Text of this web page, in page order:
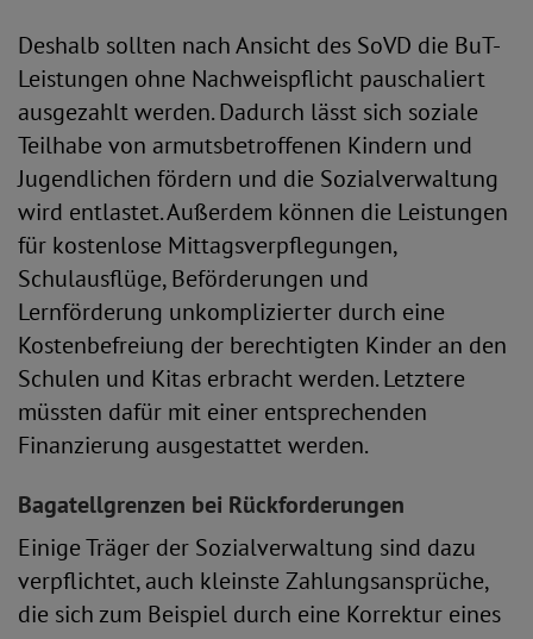
Deshalb sollten nach Ansicht des SoVD die BuT-
Leistungen ohne Nachweispflicht pauschaliert
ausgezahlt werden. Dadurch lässt sich soziale
Teilhabe von armutsbetroffenen Kindern und
Jugendlichen fördern und die Sozialverwaltung
wird entlastet. Außerdem können die Leistungen
für kostenlose Mittagsverpflegungen,
Schulausflüge, Beförderungen und
Lernförderung unkomplizierter durch eine
Kostenbefreiung der berechtigten Kinder an den
Schulen und Kitas erbracht werden. Letztere
müssten dafür mit einer entsprechenden
Finanzierung ausgestattet werden.
Bagatellgrenzen bei Rückforderungen
Einige Träger der Sozialverwaltung sind dazu
verpflichtet, auch kleinste Zahlungsansprüche,
die sich zum Beispiel durch eine Korrektur eines